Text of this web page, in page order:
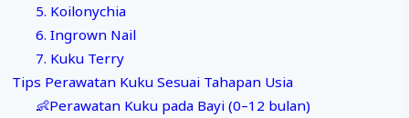
5. Koilonychia
6. Ingrown Nail
7. Kuku Terry
Tips Perawatan Kuku Sesuai Tahapan Usia
👶Perawatan Kuku pada Bayi (0–12 bulan)